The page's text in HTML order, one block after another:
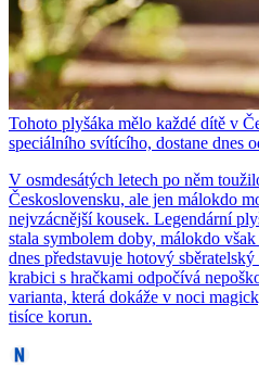
Tohoto plyšáka mělo každé dítě v
speciálního svítícího, dostane dnes
V osmdesátých letech po něm
Československu, ale jen málokdo
nejvzácnější kousek. Legendární
stala symbolem doby, málokdo
dnes představuje hotový
krabici s hračkami odpočívá
varianta, která dokáže v noci
tisíce korun.